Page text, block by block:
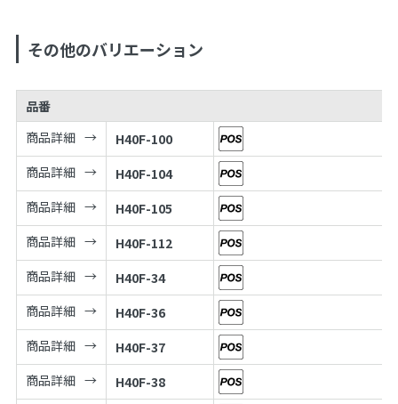
その他のバリエーション
品番
商品詳細
H40F-100
商品詳細
H40F-104
商品詳細
H40F-105
商品詳細
H40F-112
商品詳細
H40F-34
商品詳細
H40F-36
商品詳細
H40F-37
商品詳細
H40F-38